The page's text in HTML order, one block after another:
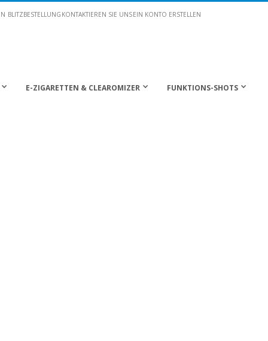
BLITZBESTELLUNG KONTAKTIEREN SIE UNSEIN KONTO ERSTELLEN
E-ZIGARETTEN & CLEAROMIZER FUNKTIONS-SHOTS